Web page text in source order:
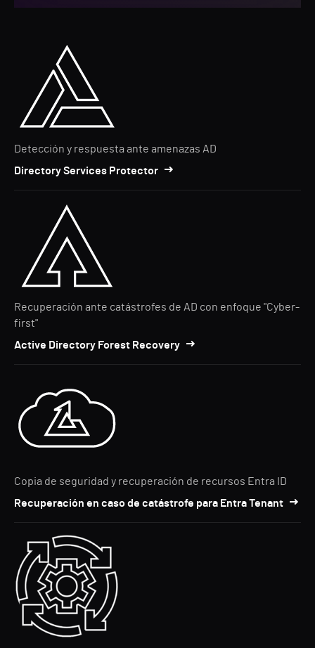
Detección y respuesta ante amenazas AD
Directory Services Protector
Recuperación ante catástrofes de AD con enfoque "Cyber-
first"
Active Directory Forest Recovery
Copia de seguridad y recuperación de recursos Entra ID
Recuperación en caso de catástrofe para Entra Tenant